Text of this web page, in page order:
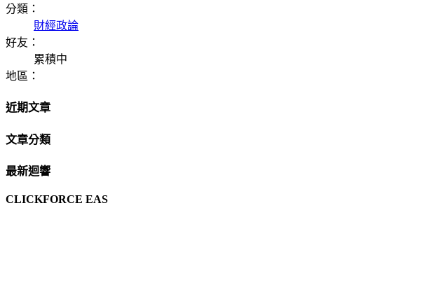
分類：
財經政論
好友：
累積中
地區：
近期文章
文章分類
最新迴響
CLICKFORCE EAS